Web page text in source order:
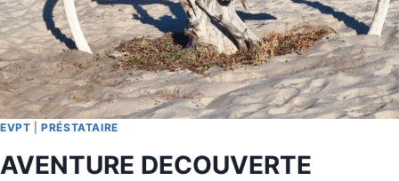
EVPT |PRÉSTATAIRE
AVENTURE DECOUVERTE